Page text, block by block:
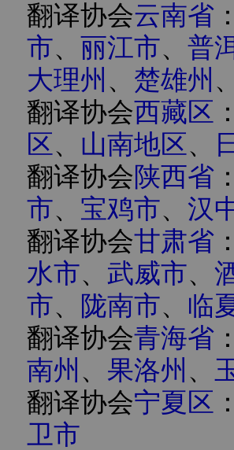
翻译协会云南省：
市、 丽江市、 普
大理州 、 楚雄州 、
翻译协会西藏区 ：
区 、 山南地区 、
翻译协会陕西省：
市、 宝鸡市、 汉
翻译协会甘肃省：
水市、 武威市、
市、 陇南市、 临
翻译协会青海省：
南州 、 果洛州 、
翻译协会宁夏区 ：
卫市